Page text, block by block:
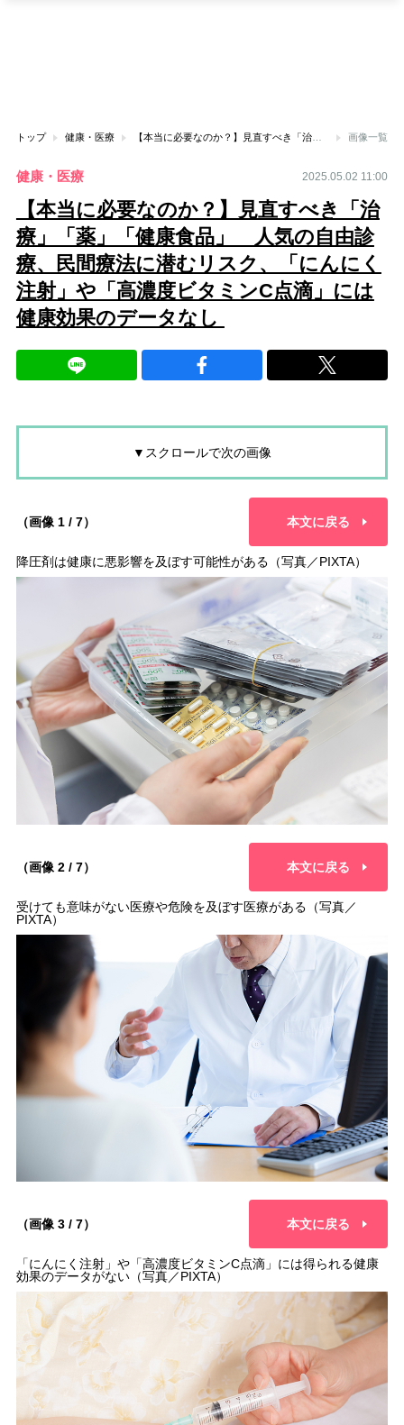
トップ 健康・医療 【本当に必要なのか？】見直すべき「治療」「薬」「健康食品」 人気の自由診療、民間療法に潜むリスク、「にんにく注射」や「高濃度ビタミンC点滴」には健康効果のデータなし 画像一覧
健康・医療 2025.05.02 11:00
【本当に必要なのか？】見直すべき「治
療」「薬」「健康食品」 人気の自由診
療、民間療法に潜むリスク、「にんにく
注射」や「高濃度ビタミンC点滴」には
健康効果のデータなし
▼スクロールで次の画像
（画像 1 / 7） 本文に戻る
降圧剤は健康に悪影響を及ぼす可能性がある（写真／PIXTA）
（画像 2 / 7） 本文に戻る
受けても意味がない医療や危険を及ぼす医療がある（写真／
PIXTA）
（画像 3 / 7） 本文に戻る
「にんにく注射」や「高濃度ビタミンC点滴」には得られる健康
効果のデータがない（写真／PIXTA）